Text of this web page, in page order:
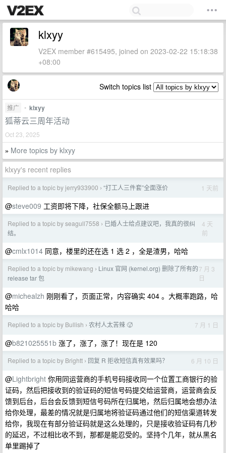
klxyy
V2EX member #615495, joined on 2023-02-22 15:18:38
+08:00
Switch topics list
推广 • klxyy
狐蒂云三周年活动
Oct 23, 2025
» More topics by klxyy
klxyy's recent replies
Replied to a topic by jerry933900 › “打工人三件套”全面涨价 1 天前
@steve009 工资即将下降，社保全额马上跟进
Replied to a topic by seagull7558 › 已婚人士给点建议吧，我真的很纠
结。
4 天
前
@cmlx1014 同意，楼里的还在选 1 选 2 ，全是渣男，哈哈
Replied to a topic by mikewang › Linux 官网 (kernel.org) 删除了所有的
release tar 包
7 月 3
日
@michealzh 刚刚看了，页面正常，内容确实 404 。大概率跑路，哈
哈哈
Replied to a topic by Bullish › 农村人太苦辣 🥵 7 月 1 日
@b821025551b 涨了，涨了，涨了！现在是 120
Replied to a topic by Brightt › 回复 R 拒收短信真有效果吗？ 6 月 10 日
@Lightbright 你用同运营商的手机号码接收同一个位置工商银行的验
证码，然后把接收到的验证码的短信号码提交给运营商，运营商会反
馈到后台，后台会反馈到短信号码所在归属地，然后归属地会想办法
给你处理，最差的情况就是归属地将验证码通过他们的短信渠道转发
给你，我现在有部分验证码就是这么处理的，只是接收验证码有几秒
的延迟，不过相比收不到，那都是能忍受的。坚持个几年，就从黑名
单里踢掉了